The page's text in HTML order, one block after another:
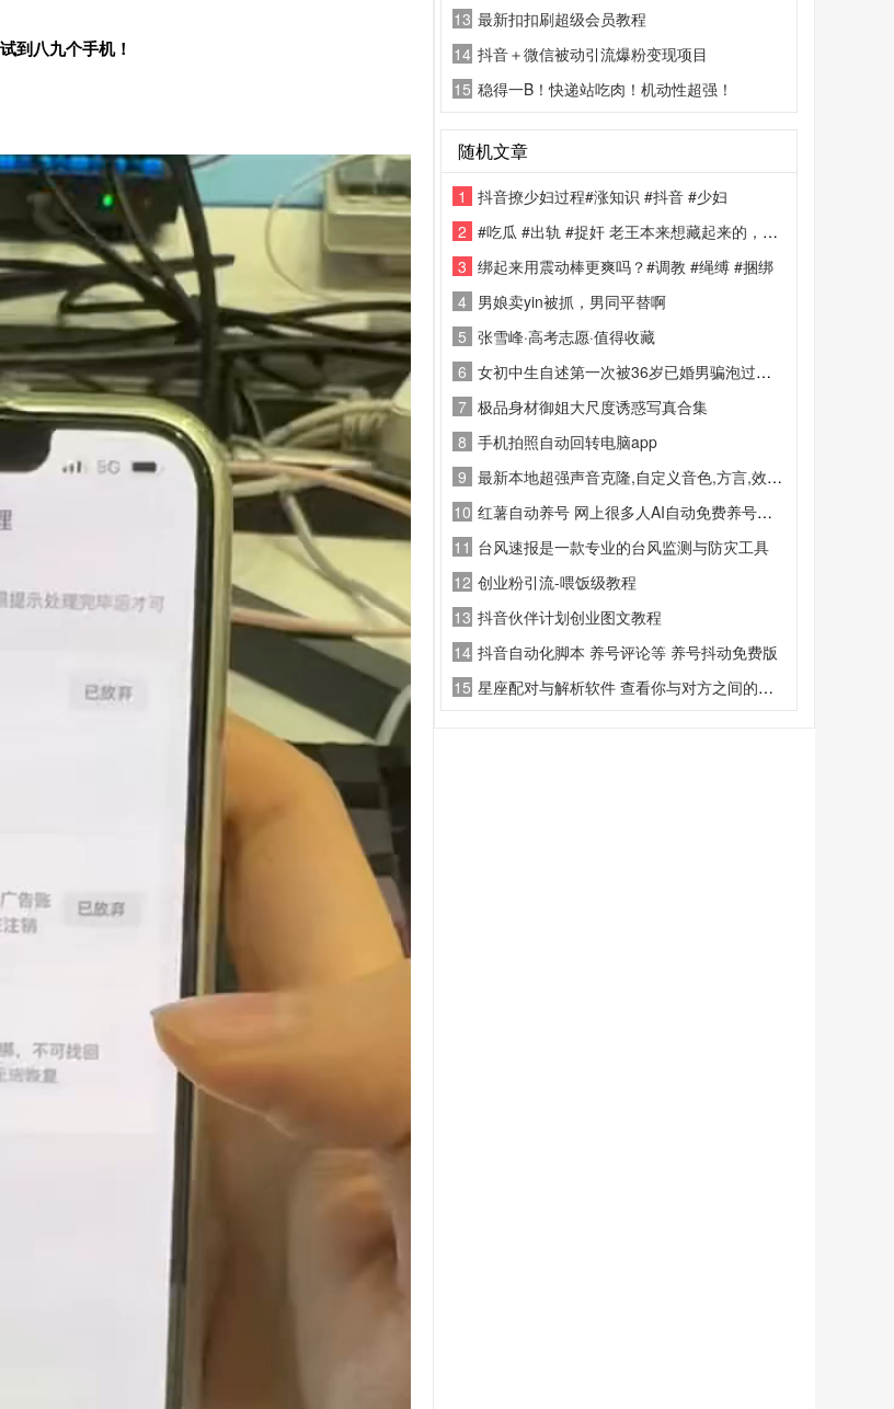
到八九个手机！
13 最新扣扣刷超级会员教程
14 抖音＋微信被动引流爆粉变现项目
15 稳得一B！快递站吃肉！机动性超强！
随机文章
1
抖音撩少妇过程#涨知识 #抖音 #少妇
2 #吃瓜 #出轨 #捉奸 老王本来想藏起来的，没想到彻底暴露了
3 绑起来用震动棒更爽吗？#调教 #绳缚 #捆绑
4 男娘卖yin被抓，男同平替啊
5 张雪峰·高考志愿·值得收藏
6 女初中生自述第一次被36岁已婚男骗泡过程 #骗炮 #吃瓜
7 极品身材御姐大尺度诱惑写真合集
8 手机拍照自动回转电脑app
9 最新本地超强声音克隆,自定义音色,方言,效果超级棒
10 红薯自动养号 网上很多人AI自动免费养号的姿势
11 台风速报是一款专业的台风监测与防灾工具
12 创业粉引流-喂饭级教程
13 抖音伙伴计划创业图文教程
14 抖音自动化脚本 养号评论等 养号抖动免费版
15 星座配对与解析软件 查看你与对方之间的缘分